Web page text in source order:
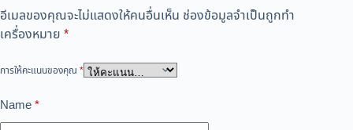
อีเมลของคุณจะไม่แสดงให้คนอื่นเห็น ช่องข้อมูลจำเป็นถูกทำ
เครื่องหมาย *
การให้คะแนนของคุณ *
Name*